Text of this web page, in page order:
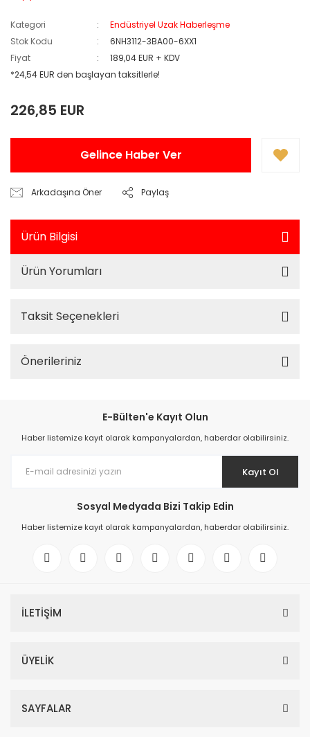
Kategori
Endüstriyel Uzak Haberleşme
Stok Kodu
6NH3112-3BA00-6XX1
Fiyat
189,04 EUR + KDV
*24,54 EUR den başlayan taksitlerle!
226,85 EUR
Gelince Haber Ver
Arkadaşına Öner Paylaş
Ürün Bilgisi
Ürün Yorumları
Taksit Seçenekleri
Önerileriniz
E-Bülten'e Kayıt Olun
Haber listemize kayıt olarak kampanyalardan, haberdar olabilirsiniz.
Kayıt Ol
Sosyal Medyada Bizi Takip Edin
Haber listemize kayıt olarak kampanyalardan, haberdar olabilirsiniz.
İLETİŞİM
ÜYELİK
SAYFALAR